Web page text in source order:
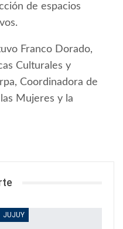
de espacios
Franco Dorado,
Culturales y
Coordinadora de
Mujeres y la
JUJUY